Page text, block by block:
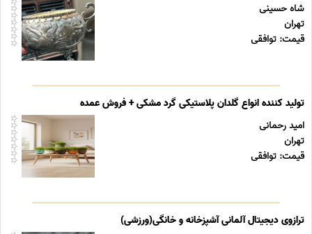
شاه حسینی
تهران
قیمت: توافقی
تولید کننده انواع گلدان پلاستیکی گرد مشکی + فروش عمده
امید رحمانی
تهران
قیمت: توافقی
ترازوی دیجیتال آلمانی آشپزخانه و خانگی(ورزشی)